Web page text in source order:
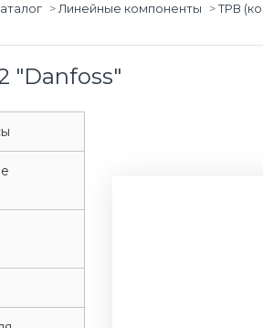
Линейные компоненты ТРВ
"Danfoss"